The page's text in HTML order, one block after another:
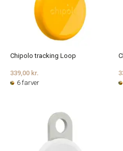
Chipolo tracking Loop
339,00 kr.
6 farver